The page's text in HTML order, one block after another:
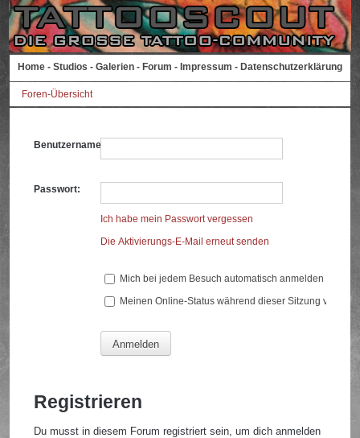
Home - Studios - Galerien - Forum - Impressum - Datenschutzerklärung
Foren-Übersicht
Benutzername:
Passwort:
Ich habe mein Passwort vergessen
Die Aktivierungs-E-Mail erneut senden
Mich bei jedem Besuch automatisch anmelden
Meinen Online-Status während dieser Sitzung
Registrieren
Du musst in diesem Forum registriert sein, um dich anmelden